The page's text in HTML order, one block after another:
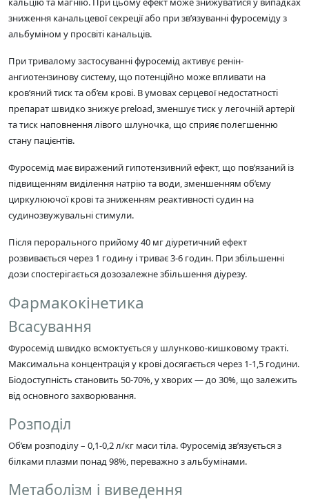
зниження канальцевої секреції або при зв’язуванні фуросеміду з
альбуміном у просвіті канальців.
При тривалому застосуванні фуросемід активує ренін-
ангиотензинову систему, що потенційно може впливати на
кров’яний тиск та об’єм крові. В умовах серцевої недостатності
препарат швидко знижує preload, зменшує тиск у легочній артерії
та тиск наповнення лівого шлуночка, що сприяє полегшенню
стану пацієнтів.
Фуросемід має виражений гипотензивний ефект, що пов’язаний із
підвищенням виділення натрію та води, зменшенням об’єму
циркулюючої крові та зниженням реактивності судин на
судинозвужувальні стимули.
Після перорального прийому 40 мг діуретичний ефект
розвивається через 1 годину і триває 3-6 годин. При збільшенні
дози спостерігається дозозалежне збільшення діурезу.
Фармакокінетика
Всасування
Фуросемід швидко всмоктується у шлунково-кишковому тракті.
Максимальна концентрація у крові досягається через 1-1,5 години.
Біодоступність становить 50-70%, у хворих — до 30%, що залежить
від основного захворювання.
Розподіл
Об’єм розподілу – 0,1-0,2 л/кг маси тіла. Фуросемід зв’язується з
білками плазми понад 98%, переважно з альбумінами.
Метаболізм і виведення